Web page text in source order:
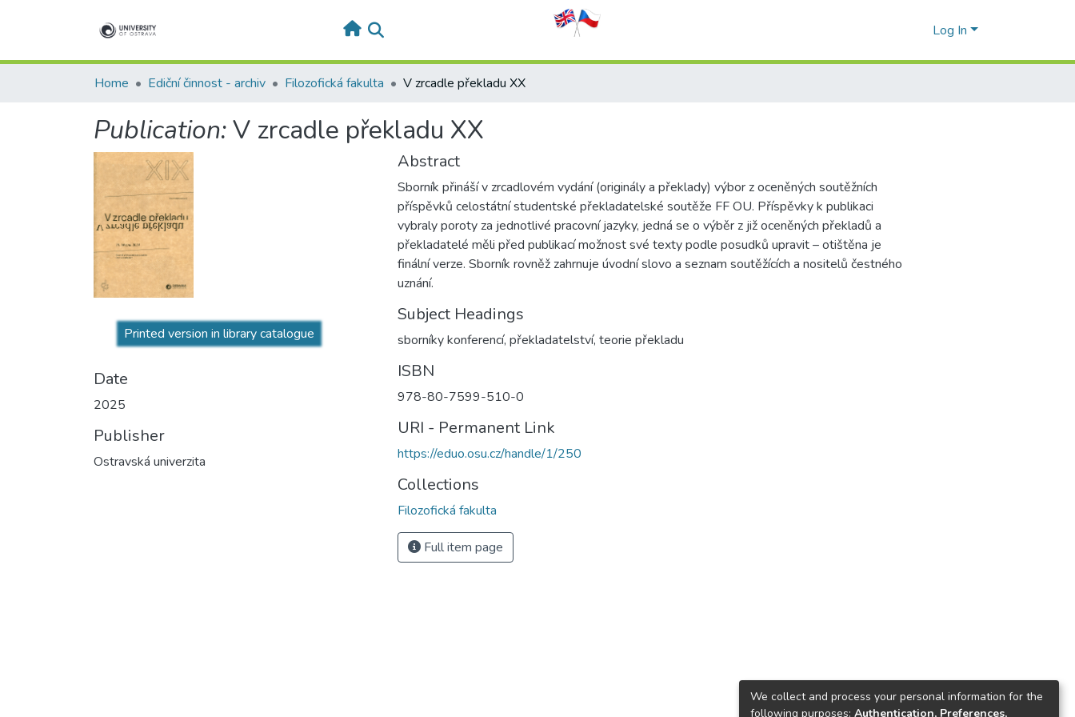
Log In
Home Ediční činnost - archiv Filozofická fakulta V zrcadle překladu XX
Publication:V zrcadle překladu XX
Printed version in library catalogue
Date
2025
Publisher
Ostravská univerzita
Abstract
Sborník přináší v zrcadlovém vydání (originály a překlady) výbor z oceněných soutěžních
příspěvků celostátní studentské překladatelské soutěže FF OU. Příspěvky k publikaci
vybraly poroty za jednotlivé pracovní jazyky, jedná se o výběr z již oceněných překladů a
překladatelé měli před publikací možnost své texty podle posudků upravit – otištěna je
finální verze. Sborník rovněž zahrnuje úvodní slovo a seznam soutěžících a nositelů čestného
uznání.
Subject Headings
sborníky konferencí, překladatelství, teorie překladu
ISBN
978-80-7599-510-0
URI - Permanent Link
https://eduo.osu.cz/handle/1/250
Collections
Filozofická fakulta
Full item page
We collect and process your personal information for the
following purposes: Authentication, Preferences,